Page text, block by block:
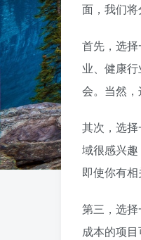
面，我们将
首先，选
业、健康
会。当然，
其次，选
域很感兴
即使你有相
第三，选
成本的项